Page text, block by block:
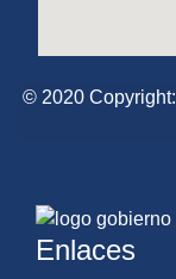
© 2020 Copyright:
Enlaces